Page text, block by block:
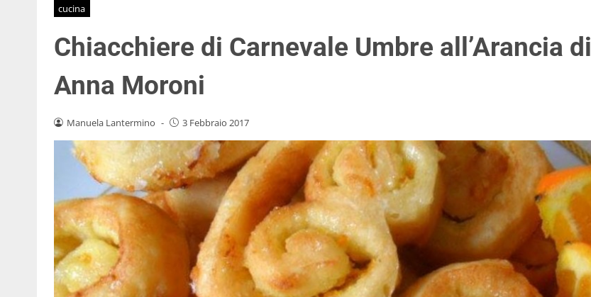
cucina
Chiacchiere di Carnevale Umbre all’Arancia di
Anna Moroni
Manuela Lantermino - 3 Febbraio 2017